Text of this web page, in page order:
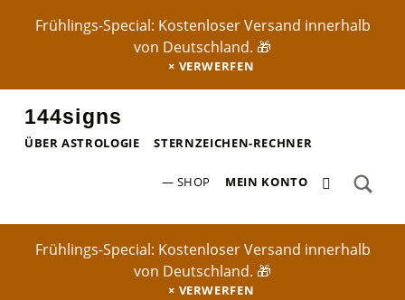
Frühlings-Special: Kostenloser Versand innerhalb
von Deutschland. 🎁
VERWERFEN
144signs
ÜBER ASTROLOGIE STERNZEICHEN-RECHNER
SHOP MEIN KONTO 0 ARTIKEL
Search for:
Frühlings-Special: Kostenloser Versand innerhalb
von Deutschland. 🎁
VERWERFEN